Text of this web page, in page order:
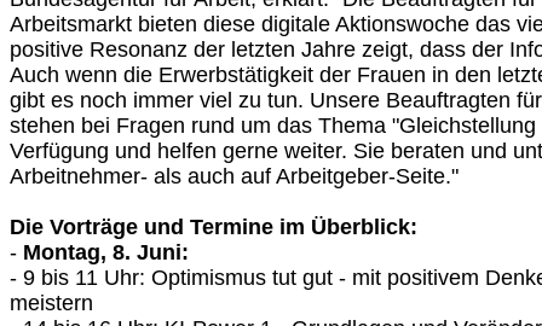
Arbeitsmarkt bieten diese digitale Aktionswoche das
positive Resonanz der letzten Jahre zeigt, dass der
Auch wenn die Erwerbstätigkeit der Frauen in den
gibt es noch immer viel zu tun. Unsere Beauftragten
stehen bei Fragen rund um das Thema
Verfügung und helfen gerne weiter. Sie beraten und
Arbeitnehmer- als auch auf Arbeitgeber-Seite."
Die Vorträge und Termine im Überblick:
- Montag, 8. Juni:
- 9 bis 11 Uhr: Optimismus tut gut - mit positivem
meistern